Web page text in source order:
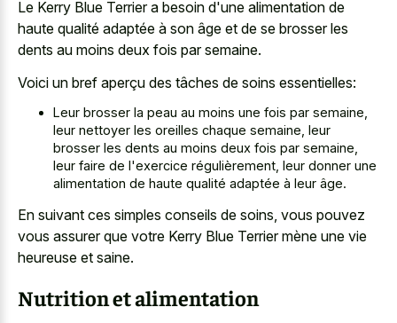
Le Kerry Blue Terrier a besoin d'une alimentation de
haute qualité adaptée à son âge et de se brosser les
dents au moins deux fois par semaine.
Voici un bref aperçu des tâches de soins essentielles:
Leur brosser la peau au moins une fois par semaine,
leur nettoyer les oreilles chaque semaine, leur
brosser les dents au moins deux fois par semaine,
leur faire de l'exercice régulièrement, leur donner une
alimentation de haute qualité adaptée à leur âge.
En suivant ces simples conseils de soins, vous pouvez
vous assurer que votre Kerry Blue Terrier mène une vie
heureuse et saine.
Nutrition et alimentation